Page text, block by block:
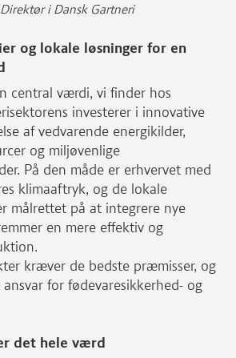
i Dansk Gartneri
og lokale løsninger for en
central værdi, vi finder hos
investerer i innovative
af vedvarende energikilder,
og miljøvenlige
På den måde er erhvervet med
klimaaftryk, og de lokale
målrettet på at integrere nye
en mere effektiv og
kræver de bedste præmisser, og
for fødevaresikkerhed- og
det hele værd